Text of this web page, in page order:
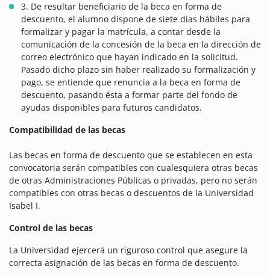
3. De resultar beneficiario de la beca en forma de
descuento, el alumno dispone de siete días hábiles para
formalizar y pagar la matrícula, a contar desde la
comunicación de la concesión de la beca en la dirección de
correo electrónico que hayan indicado en la solicitud.
Pasado dicho plazo sin haber realizado su formalización y
pago, se entiende que renuncia a la beca en forma de
descuento, pasando ésta a formar parte del fondo de
ayudas disponibles para futuros candidatos.
Compatibilidad de las becas
Las becas en forma de descuento que se establecen en esta
convocatoria serán compatibles con cualesquiera otras becas
de otras Administraciones Públicas o privadas, pero no serán
compatibles con otras becas o descuentos de la Universidad
Isabel I.
Control de las becas
La Universidad ejercerá un riguroso control que asegure la
correcta asignación de las becas en forma de descuento.